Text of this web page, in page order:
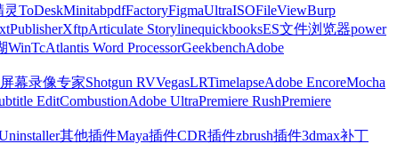
ToDeskMinitabpdfFactoryFigmaUltraISOFileViewBurp
PublisherXftpArticulate StorylinequickbooksES文件浏览器power
WinTcAtlantis Word ProcessorGeekbenchAdobe
屏幕录像专家Shotgun RVVegasLRTimelapseAdobe EncoreMocha
EditCombustionAdobe UltraPremiere RushPremiere
其他插件Maya插件CDR插件zbrush插件3dmax补丁